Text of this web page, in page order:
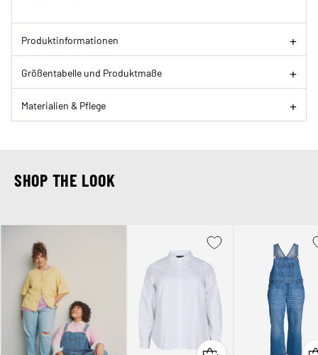
Produktinformationen
Größentabelle und Produktmaße
Materialien & Pflege
SHOP THE LOOK